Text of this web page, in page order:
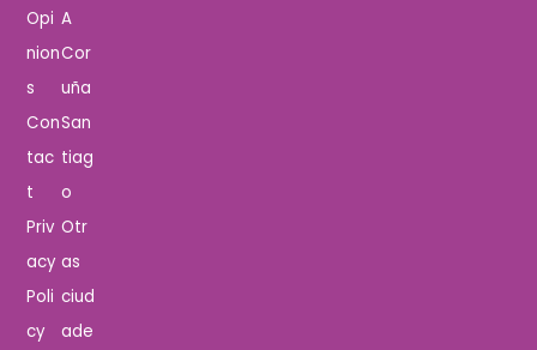
Opi
nion
s
Con
tac
t
Priv
acy
Poli
cy
A
Cor
uña
San
tiag
o
Otr
as
ciud
ade